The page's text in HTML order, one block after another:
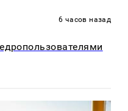
6 часов назад